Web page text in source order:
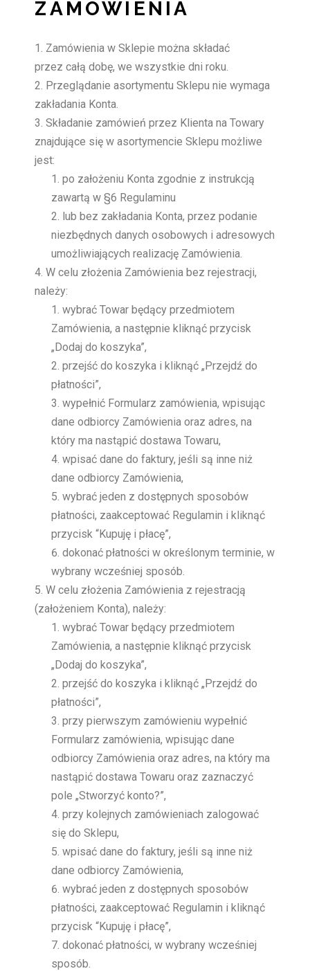
ZAMÓWIENIA
Zamówienia w Sklepie można składać
przez całą dobę, we wszystkie dni roku.
Przeglądanie asortymentu Sklepu nie wymaga
zakładania Konta.
Składanie zamówień przez Klienta na Towary
znajdujące się w asortymencie Sklepu możliwe
jest:
po założeniu Konta zgodnie z instrukcją
zawartą w §6 Regulaminu
lub bez zakładania Konta, przez podanie
niezbędnych danych osobowych i adresowych
umożliwiających realizację Zamówienia.
W celu złożenia Zamówienia bez rejestracji,
należy:
wybrać Towar będący przedmiotem
Zamówienia, a następnie kliknąć przycisk
„Dodaj do koszyka”,
przejść do koszyka i kliknąć „Przejdź do
płatności”,
wypełnić Formularz zamówienia, wpisując
dane odbiorcy Zamówienia oraz adres, na
który ma nastąpić dostawa Towaru,
wpisać dane do faktury, jeśli są inne niż
dane odbiorcy Zamówienia,
wybrać jeden z dostępnych sposobów
płatności, zaakceptować Regulamin i kliknąć
przycisk “Kupuję i płacę”,
dokonać płatności w określonym terminie, w
wybrany wcześniej sposób.
W celu złożenia Zamówienia z rejestracją
(założeniem Konta), należy:
wybrać Towar będący przedmiotem
Zamówienia, a następnie kliknąć przycisk
„Dodaj do koszyka”,
przejść do koszyka i kliknąć „Przejdź do
płatności”,
przy pierwszym zamówieniu wypełnić
Formularz zamówienia, wpisując dane
odbiorcy Zamówienia oraz adres, na który ma
nastąpić dostawa Towaru oraz zaznaczyć
pole „Stworzyć konto?”,
przy kolejnych zamówieniach zalogować
się do Sklepu,
wpisać dane do faktury, jeśli są inne niż
dane odbiorcy Zamówienia,
wybrać jeden z dostępnych sposobów
płatności, zaakceptować Regulamin i kliknąć
przycisk “Kupuję i płacę”,
dokonać płatności, w wybrany wcześniej
sposób.